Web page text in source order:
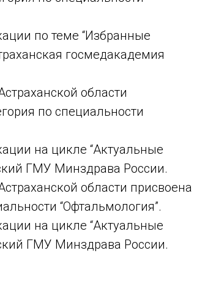
по теме “Избранные
госмедакадемия
области
по специальности
на цикле “Актуальные
ГМУ Минздрава России.
области присвоена
“Офтальмология”.
на цикле “Актуальные
ГМУ Минздрава России.